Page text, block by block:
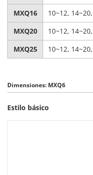
MXQ16
10~12,
MXQ20
10~12,
MXQ25
10~12,
Dimensiones: MXQ6
Estilo básico